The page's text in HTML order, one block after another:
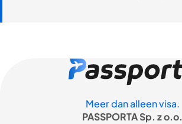
Meer dan alleen visa.
PASSPORTA Sp. z o.o.